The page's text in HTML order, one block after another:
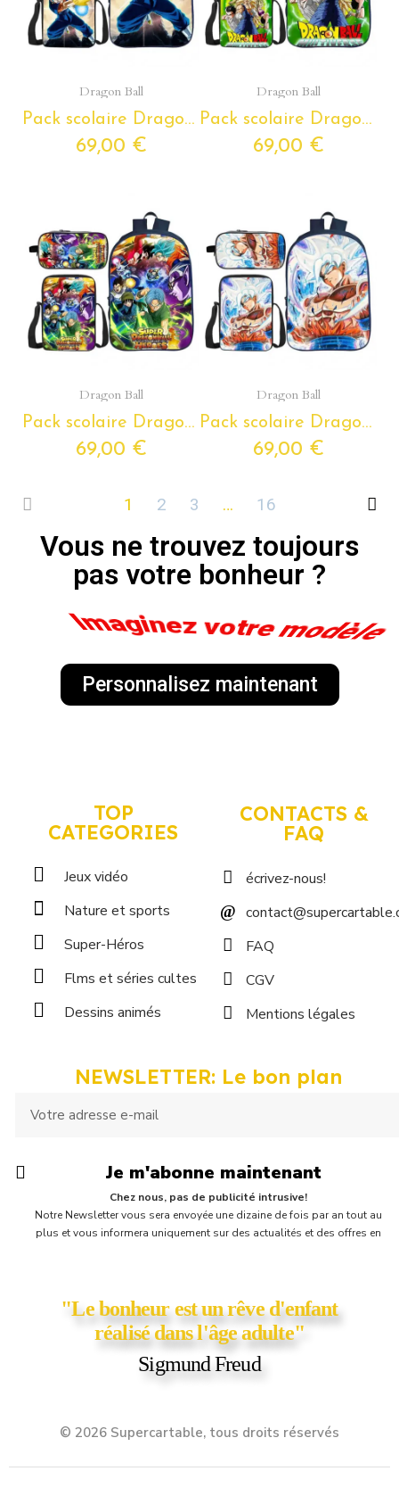
Aperçu rapide
Dragon Ball
Pack scolaire Dragon Ball à composer - Cartable Dragon ball + Trousse Dragon Ball + Sacoche Dragon Ball
69,00 €
Aperçu rapide
Dragon Ball
Pack scolaire Dragon Ball à composer - Cartable Dragon ball + Trousse Dragon Ball + Sacoche Dragon Ball
69,00 €
Aperçu rapide
Dragon Ball
Pack scolaire Dragon Ball à composer - Cartable Dragon ball + Trousse Dragon Ball + Sacoche Dragon Ball
69,00 €
Aperçu rapide
Dragon Ball
Pack scolaire Dragon Ball à composer - Cartable Dragon ball + Trousse Dragon Ball + Sacoche Dragon Ball
69,00 €
1 2 3 … 16
Vous ne trouvez toujours
pas votre bonheur ?
Personnalisez-le !
Personnalisez maintenant
TOP
CATEGORIES
Jeux vidéo
Nature et sports
Super-Héros
Flms et séries cultes
Dessins animés
CONTACTS &
FAQ
écrivez-nous!
FAQ
CGV
Mentions légales
NEWSLETTER: Le bon plan
Je m'abonne maintenant
Chez nous, pas de publicité intrusive!
Notre Newsletter vous sera envoyée une dizaine de fois par an tout au
plus et vous informera uniquement sur des actualités et des offres en
"Le bonheur est un rêve d'enfant
réalisé dans l'âge adulte"
Sigmund Freud
© 2026 Supercartable, tous droits réservés